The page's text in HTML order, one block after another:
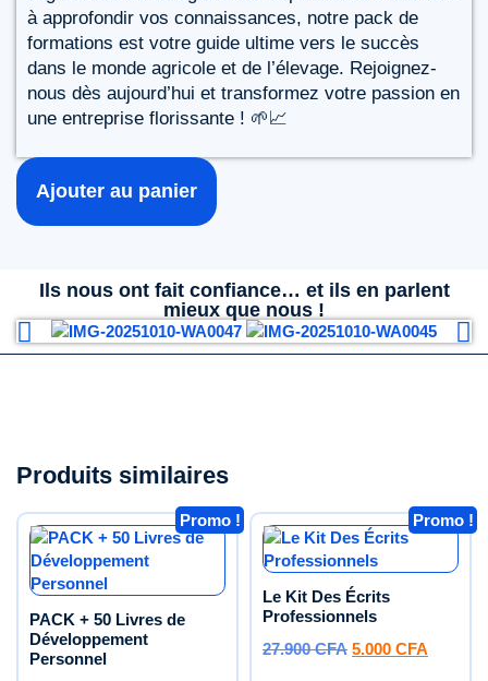
à approfondir vos connaissances, notre pack de
formations est votre guide ultime vers le succès
dans le monde agricole et de l’élevage. Rejoignez-
nous dès aujourd’hui et transformez votre passion en
une entreprise florissante ! 🌱📈
Ajouter au panier
Ils nous ont fait confiance… et ils en parlent
mieux que nous !
Produits similaires
Promo !
PACK + 50 Livres de
Développement
Personnel
Promo !
Le Kit Des Écrits
Professionnels
27.900CFA 5.000 CFA